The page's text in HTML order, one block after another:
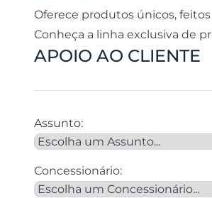
Oferece produtos únicos,
Conheça a linha exclusiva de
APOIO AO CLIENTE
Assunto:
Concessionário: